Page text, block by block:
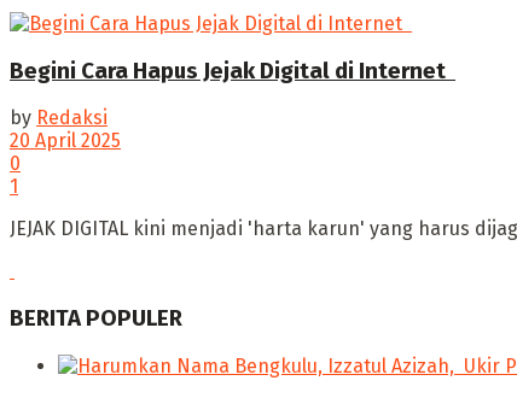
Begini Cara Hapus Jejak Digital di Internet ‎
by Redaksi
20 April 2025
0
1
JEJAK DIGITAL kini menjadi 'harta karun' yang harus
BERITA POPULER